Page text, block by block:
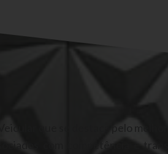
que se destaca pelo
com competência e